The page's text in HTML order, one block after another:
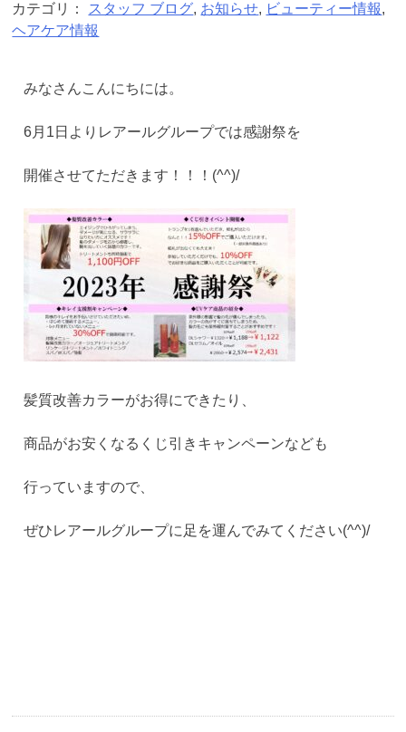
カテゴリ： スタッフ ブログ, お知らせ, ビューティー情報,
ヘアケア情報
みなさんこんにちには。
6月1日よりレアールグループでは感謝祭を
開催させてただきます！！！(^^)/
髪質改善カラーがお得にできたり、
商品がお安くなるくじ引きキャンペーンなども
行っていますので、
ぜひレアールグループに足を運んでみてください(^^)/